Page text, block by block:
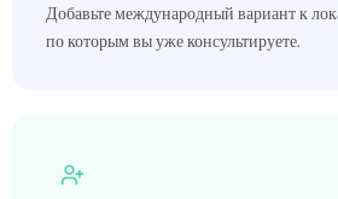
Добавьте международный вариант к
по которым вы уже консультируете.